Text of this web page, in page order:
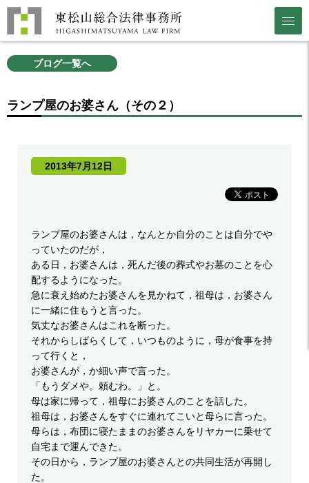
ブログ一覧へ
ランプ屋のお婆さん（その２）
2013年7月12日
ランプ屋のお婆さんは，なんとか自分のことは自分でや
っていたのだが，
ある日，お婆さんは，死んだ後の葬式やお墓のことを心
配するようになった。
急に衰え始めたお婆さんを見かねて，祖母は，お婆さん
に一緒に住もうと言った。
気丈なお婆さんはこれを断った。
それからしばらくして，いつものように，母が食事を持
って行くと，
お婆さんが，か細い声で言った。
「もうダメや。頼むわ。」と。
母は家に帰って，祖母にお婆さんのことを話した。
祖母は，お婆さんをすぐに連れてこいと母らに言った。
母らは，布団に寝たままのお婆さんをリヤカーに乗せて
自宅まで運んできた。
その日から，ランプ屋のお婆さんとの共同生活が再開し
た。